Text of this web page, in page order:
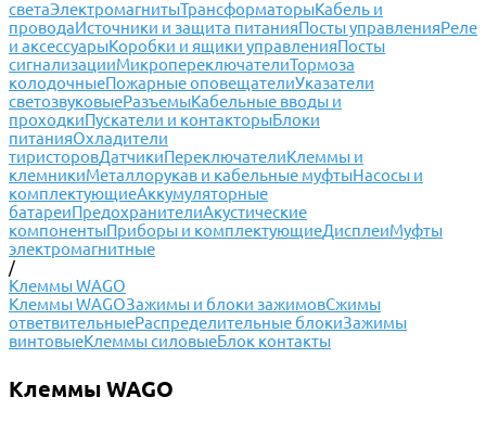
светаЭлектромагнитыТрансформаторыКабель и
проводаИсточники и защита питанияПосты управленияРеле
и аксессуарыКоробки и ящики управленияПосты
сигнализацииМикропереключателиТормоза
колодочныеПожарные оповещателиУказатели
светозвуковыеРазъемыКабельные вводы и
проходкиПускатели и контакторыБлоки
питанияОхладители
тиристоровДатчикиПереключателиКлеммы и
клемникиМеталлорукав и кабельные муфтыНасосы и
комплектующиеАккумуляторные
батареиПредохранителиАкустические
компонентыПриборы и комплектующиеДисплеиМуфты
электромагнитные
/
Клеммы WAGO
Клеммы WAGOЗажимы и блоки зажимовCжимы
ответвительныеРаспределительные блокиЗажимы
винтовыеКлеммы силовыеБлок контакты
Клеммы WAGO